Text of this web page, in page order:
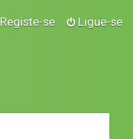
Ligue-se
Registe-se